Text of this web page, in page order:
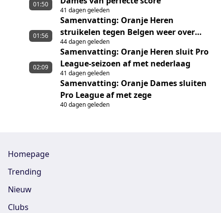
41 dagen geleden
01:50
Samenvatting: Oranje Heren
struikelen tegen Belgen weer over
shoot-outs
44 dagen geleden
01:56
Samenvatting: Oranje Heren sluit Pro
League-seizoen af met nederlaag
41 dagen geleden
02:09
Samenvatting: Oranje Dames sluiten
Pro League af met zege
40 dagen geleden
Homepage
Trending
Nieuw
Clubs